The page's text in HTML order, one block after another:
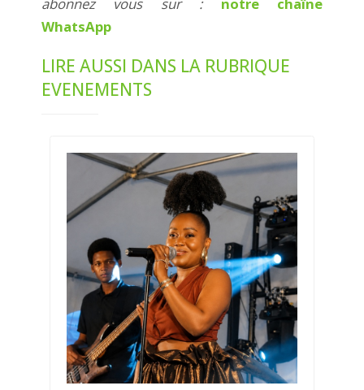
WhatsApp
LIRE AUSSI DANS LA RUBRIQUE
EVENEMENTS